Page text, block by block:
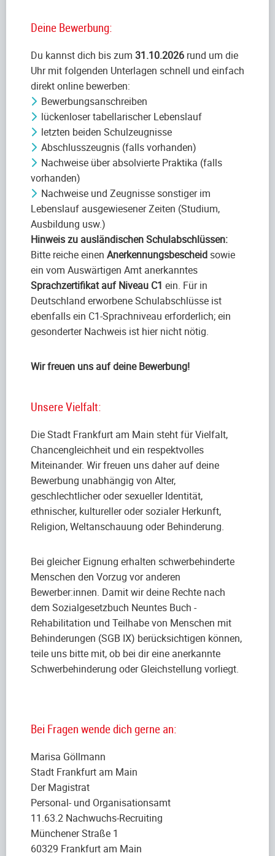
Deine Bewerbung:
Du kannst dich bis zum 31.10.2026 rund um die
Uhr mit folgenden Unterlagen schnell und einfach
direkt online bewerben:
Bewerbungsanschreiben
lückenloser tabellarischer Lebenslauf
letzten beiden Schulzeugnisse
Abschlusszeugnis (falls vorhanden)
Nachweise über absolvierte Praktika (falls
vorhanden)
Nachweise und Zeugnisse sonstiger im
Lebenslauf ausgewiesener Zeiten (Studium,
Ausbildung usw.)
Hinweis zu ausländischen Schulabschlüssen:
Bitte reiche einen Anerkennungsbescheidsowie
ein vom Auswärtigen Amt anerkanntes
Sprachzertifikat auf Niveau C1 ein. Für in
Deutschland erworbene Schulabschlüsse ist
ebenfalls ein C1-Sprachniveau erforderlich; ein
gesonderter Nachweis ist hier nicht nötig.
Wir freuen uns auf deine Bewerbung!
Unsere Vielfalt:
Die Stadt Frankfurt am Main steht für Vielfalt,
Chancengleichheit und ein respektvolles
Miteinander. Wir freuen uns daher auf deine
Bewerbung unabhängig von Alter,
geschlechtlicher oder sexueller Identität,
ethnischer, kultureller oder sozialer Herkunft,
Religion, Weltanschauung oder Behinderung.
Bei gleicher Eignung erhalten schwerbehinderte
Menschen den Vorzug vor anderen
Bewerber:innen. Damit wir deine Rechte nach
dem Sozialgesetzbuch Neuntes Buch -
Rehabilitation und Teilhabe von Menschen mit
Behinderungen (SGB IX) berücksichtigen können,
teile uns bitte mit, ob bei dir eine anerkannte
Schwerbehinderung oder Gleichstellung vorliegt.
Bei Fragen wende dich gerne an:
Marisa Göllmann
Stadt Frankfurt am Main
Der Magistrat
Personal- und Organisationsamt
11.63.2 Nachwuchs-Recruiting
Münchener Straße 1
60329 Frankfurt am Main